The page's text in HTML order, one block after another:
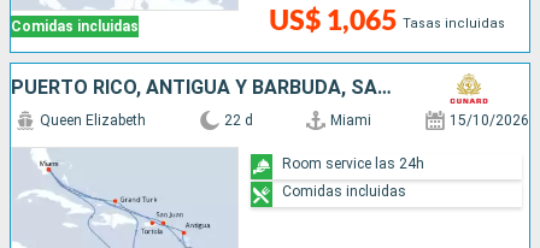
Comidas incluidas US$ 1,065 Tasas incluidas
PUERTO RICO, ANTIGUA Y BARBUDA, SANTA LUCIA, BARBADOS, SAN MARTÍN, ESTADOS UNIDOS, ARUBA
Queen Elizabeth 22 d Miami 15/10/2026
Room service las 24h
Comidas incluidas